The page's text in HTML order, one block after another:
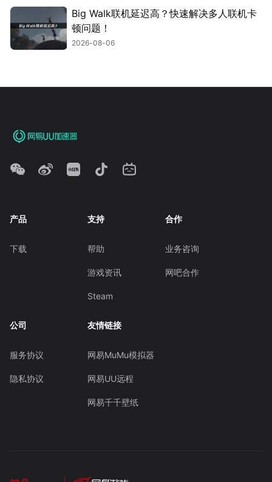
Big Walk联机延迟高？快速解决多人联机卡
顿问题！
2026-08-06
产品
下载
支持
帮助
游戏资讯
Steam
合作
业务咨询
网吧合作
公司
服务协议
隐私协议
友情链接
网易MuMu模拟器
网易UU远程
网易千千壁纸